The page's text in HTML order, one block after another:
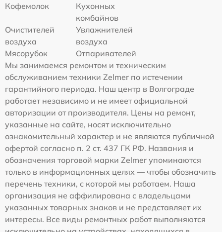
Кофемолок
Кухонных
комбайнов
Очистителей
воздуха
Увлажнителей
воздуха
Мясорубок
Отпаривателей
Мы занимаемся ремонтом и техническим
обслуживанием техники Zelmer по истечении
гарантийного периода. Наш центр в Волгограде
работает независимо и не имеет официальной
авторизации от производителя. Цены на ремонт,
указанные на сайте, носят исключительно
ознакомительный характер и не являются публичной
офертой согласно п. 2 ст. 437 ГК РФ. Названия и
обозначения торговой марки Zelmer упоминаются
только в информационных целях — чтобы обозначить
перечень техники, с которой мы работаем. Наша
организация не аффилирована с владельцами
указанных товарных знаков и не представляет их
интересы. Все виды ремонтных работ выполняются